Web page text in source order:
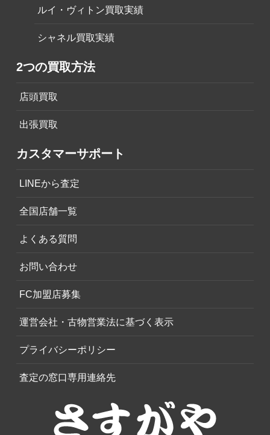
ルイ・ヴィトン買取実績
シャネル買取実績
2つの買取方法
店頭買取
出張買取
カスタマーサポート
LINEから査定
全国店舗一覧
よくある質問
お問い合わせ
FC加盟店募集
運営会社・古物営業法に基づく表示
プライバシーポリシー
査定の窓口専用連絡先